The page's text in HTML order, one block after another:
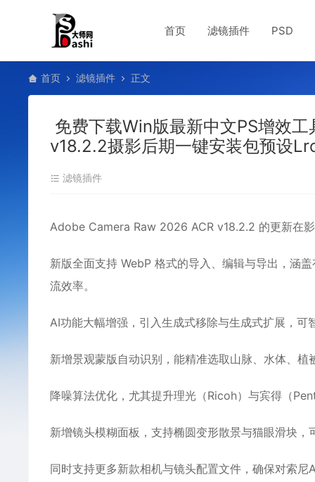
首页 滤镜插件 PSD
首页 滤镜插件 正文
免费下载Win版最新中文PS增效
v18.2.2摄影后期一键安装包预设
滤镜插件
Adobe Camera Raw 2026 ACR v18.2.2‌ 的更新在
新版全面支持 ‌WebP 格式‌的导入、编辑与导出，涵
流效率。
AI功能大幅增强，引入‌生成式移除‌与‌生成式扩展‌，
新增‌景观蒙版自动识别‌，能精准选取山脉、水体、
降噪算法优化，尤其提升理光（Ricoh）与宾得（
新增‌镜头模糊面板‌，支持椭圆变形散景与猫眼滑块
同时支持更多新款相机与镜头配置文件，确保对索